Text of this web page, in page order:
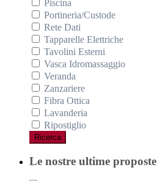
Piscina
Portineria/Custode
Rete Dati
Tapparelle Elettriche
Tavolini Esterni
Vasca Idromassaggio
Veranda
Zanzariere
Fibra Ottica
Lavanderia
Ripostiglio
Ricerca
Le nostre ultime proposte